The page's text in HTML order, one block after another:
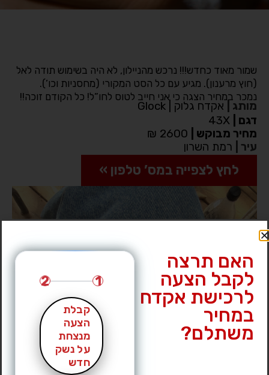
שמור מאוד כחדש!!! נרכש מהניילון, לא היה בשימוש תודה לאל
(חוץ מרענון). מגיע עם כל הסט המקורי (מחסניות וכו’).
נמכר במחיר הצגה כי אני חייב לטוס לחו”ל! כל הקודם זוכה!!
מותג
אקדח גלוק | Glock
דגם
מחיר מבוקש
עיר
רמת השרון
לחץ לצפייה במס’ טלפון »
האם תרצה
לקבל הצעה
לרכישת אקדח
במחיר
משתלם?
1
2
קבלת
הצעה
מנצחת
על נשק
חדש